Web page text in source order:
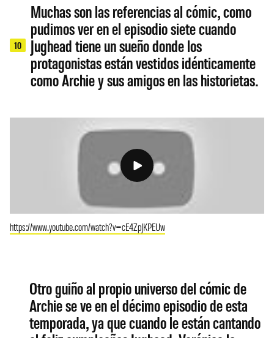
10
Muchas son las referencias al cómic, como
pudimos ver en el episodio siete cuando
Jughead tiene un sueño donde los
protagonistas están vestidos idénticamente
como Archie y sus amigos en las historietas.
https://www.youtube.com/watch?v=cE4ZpJKPEUw
Otro guiño al propio universo del cómic de
Archie se ve en el décimo episodio de esta
temporada, ya que cuando le están cantando